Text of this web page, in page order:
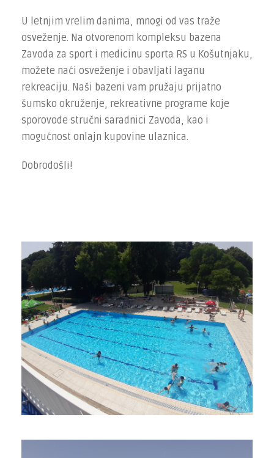
U letnjim vrelim danima, mnogi od vas traže
osveženje. Na otvorenom kompleksu bazena
Zavoda za sport i medicinu sporta RS u Košutnjaku,
možete naći osveženje i obavljati laganu
rekreaciju. Naši bazeni vam pružaju prijatno
šumsko okruženje, rekreativne programe koje
sporovode stručni saradnici Zavoda, kao i
mogućnost onlajn kupovine ulaznica.
Dobrodošli!